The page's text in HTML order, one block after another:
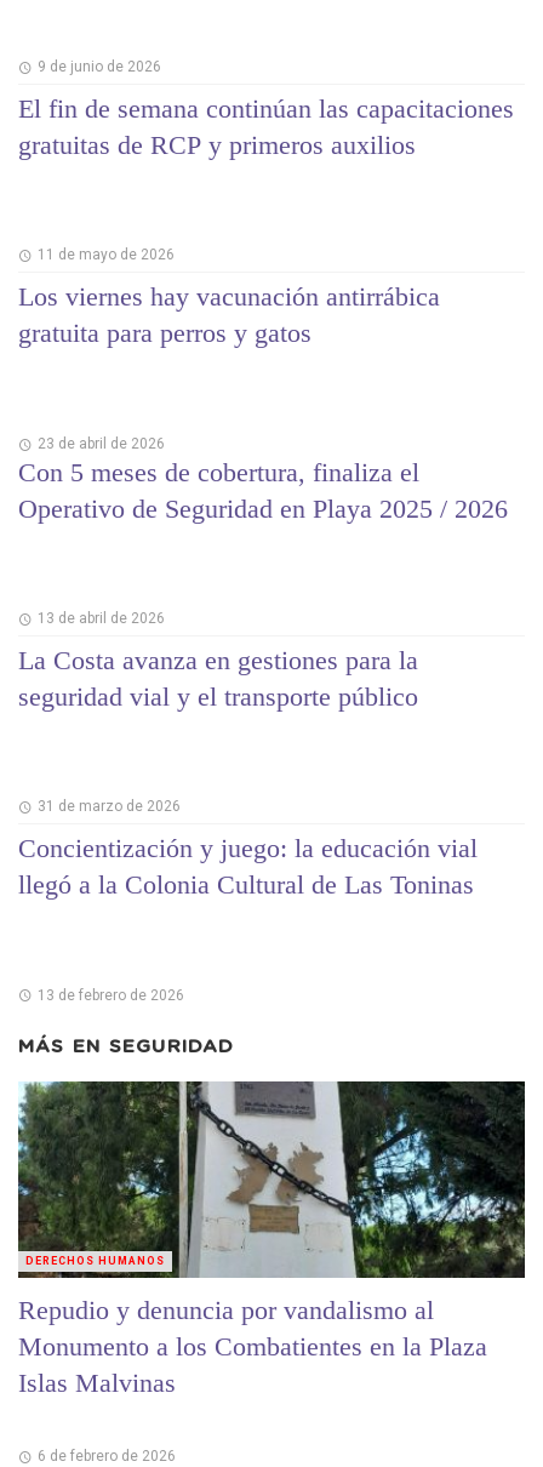
9 de junio de 2026
El fin de semana continúan las capacitaciones
gratuitas de RCP y primeros auxilios
11 de mayo de 2026
Los viernes hay vacunación antirrábica
gratuita para perros y gatos
23 de abril de 2026
Con 5 meses de cobertura, finaliza el
Operativo de Seguridad en Playa 2025 / 2026
13 de abril de 2026
La Costa avanza en gestiones para la
seguridad vial y el transporte público
31 de marzo de 2026
Concientización y juego: la educación vial
llegó a la Colonia Cultural de Las Toninas
13 de febrero de 2026
MÁS EN SEGURIDAD
Repudio y denuncia por vandalismo al
Monumento a los Combatientes en la Plaza
Islas Malvinas
6 de febrero de 2026
DERECHOS HUMANOS